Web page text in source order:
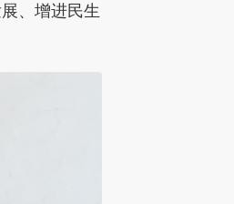
、增进民生